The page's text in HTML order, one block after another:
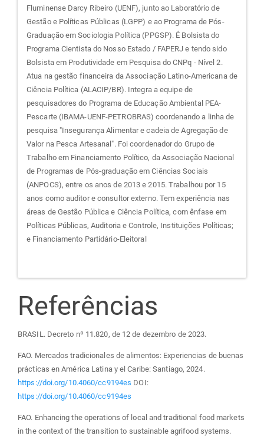
Fluminense Darcy Ribeiro (UENF), junto ao Laboratório de
Gestão e Políticas Públicas (LGPP) e ao Programa de Pós-
Graduação em Sociologia Política (PPGSP). É Bolsista do
Programa Cientista do Nosso Estado / FAPERJ e tendo sido
Bolsista em Produtividade em Pesquisa do CNPq - Nível 2.
Atua na gestão financeira da Associação Latino-Americana de
Ciência Política (ALACIP/BR). Integra a equipe de
pesquisadores do Programa de Educação Ambiental PEA-
Pescarte (IBAMA-UENF-PETROBRAS) coordenando a linha de
pesquisa "Insegurança Alimentar e cadeia de Agregação de
Valor na Pesca Artesanal". Foi coordenador do Grupo de
Trabalho em Financiamento Político, da Associação Nacional
de Programas de Pós-graduação em Ciências Sociais
(ANPOCS), entre os anos de 2013 e 2015. Trabalhou por 15
anos como auditor e consultor externo. Tem experiência nas
áreas de Gestão Pública e Ciência Política, com ênfase em
Políticas Públicas, Auditoria e Controle, Instituições Políticas;
e Financiamento Partidário-Eleitoral
Referências
BRASIL. Decreto nº 11.820, de 12 de dezembro de 2023.
FAO. Mercados tradicionales de alimentos: Experiencias de buenas
prácticas en América Latina y el Caribe: Santiago, 2024.
https://doi.org/10.4060/cc9194es DOI:
https://doi.org/10.4060/cc9194es
FAO. Enhancing the operations of local and traditional food markets
in the context of the transition to sustainable agrifood systems.